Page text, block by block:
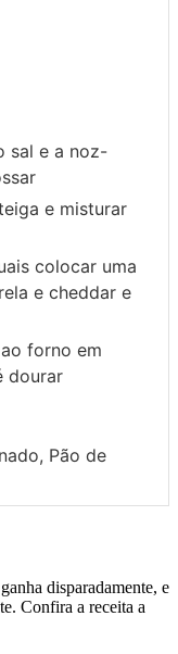
sal e a noz-
e misturar
colocar uma
e cheddar e
forno em
dourar
Pão de
disparadamente, e
Confira a receita a